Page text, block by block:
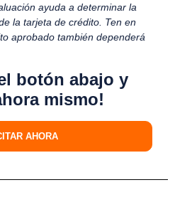
ayuda a determinar la
la tarjeta de crédito. Ten en
aprobado también dependerá
botón abajo y
mismo!
AHORA